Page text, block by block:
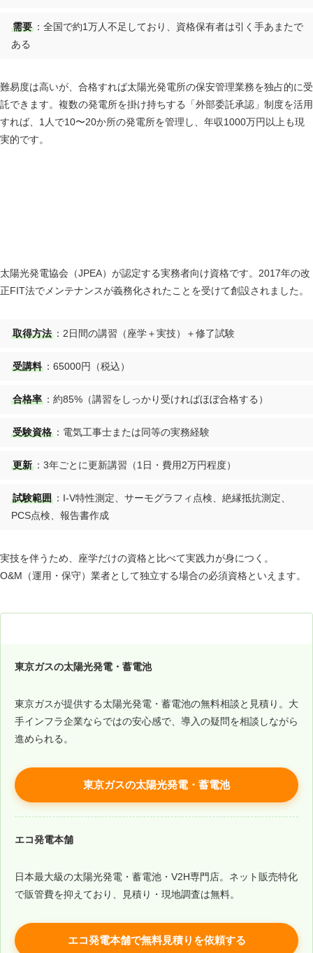
需要 ：全国で約1万人不足しており、資格保有者は引く手あまたで
ある
難易度は高いが、合格すれば太陽光発電所の保安管理業務を独占的に受
託できます。複数の発電所を掛け持ちする「外部委託承認」制度を活用
すれば、1人で10〜20か所の発電所を管理し、年収1000万円以上も現
実的です。
太陽光発電協会（JPEA）が認定する実務者向け資格です。2017年の改
正FIT法でメンテナンスが義務化されたことを受けて創設されました。
取得方法 ：2日間の講習（座学＋実技）＋修了試験
受講料 ：65000円（税込）
合格率 ：約85%（講習をしっかり受ければほぼ合格する）
受験資格 ：電気工事士または同等の実務経験
更新 ：3年ごとに更新講習（1日・費用2万円程度）
試験範囲 ：I-V特性測定、サーモグラフィ点検、絶縁抵抗測定、
PCS点検、報告書作成
実技を伴うため、座学だけの資格と比べて実践力が身につく。
O&M（運用・保守）業者として独立する場合の必須資格といえます。
東京ガスの太陽光発電・蓄電池
東京ガスが提供する太陽光発電・蓄電池の無料相談と見積り。大
手インフラ企業ならではの安心感で、導入の疑問を相談しながら
進められる。
東京ガスの太陽光発電・蓄電池
エコ発電本舗
日本最大級の太陽光発電・蓄電池・V2H専門店。ネット販売特化
で販管費を抑えており、見積り・現地調査は無料。
エコ発電本舗で無料見積りを依頼する